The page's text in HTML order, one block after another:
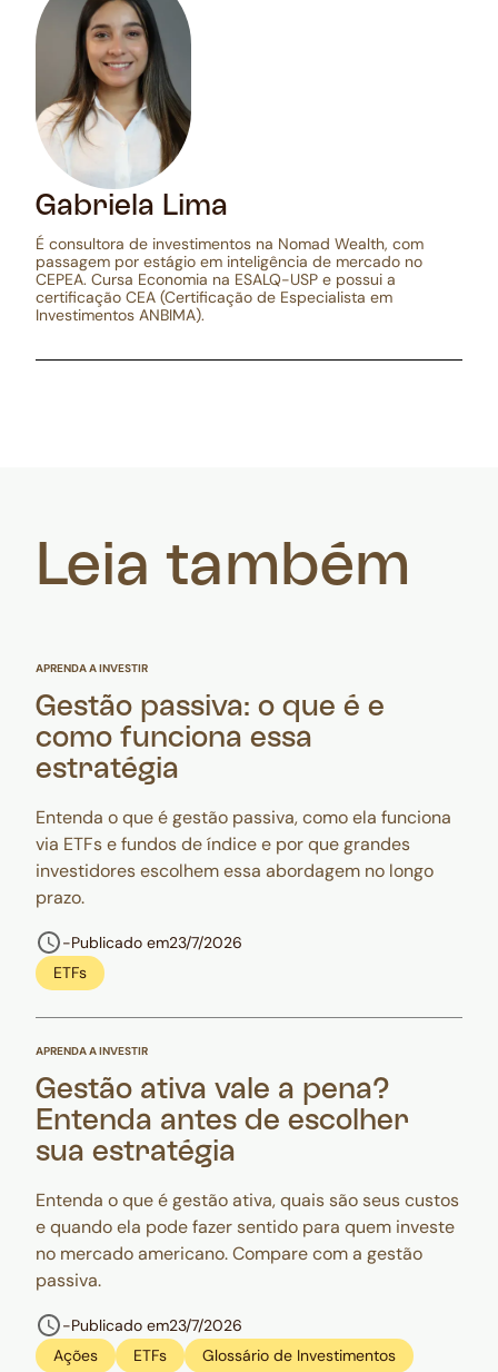
Gabriela Lima
É consultora de investimentos na Nomad Wealth, com
passagem por estágio em inteligência de mercado no
CEPEA. Cursa Economia na ESALQ-USP e possui a
certificação CEA (Certificação de Especialista em
Investimentos ANBIMA).
Leia também
APRENDA A INVESTIR
Gestão passiva: o que é e
como funciona essa
estratégia
Entenda o que é gestão passiva, como ela funciona
via ETFs e fundos de índice e por que grandes
investidores escolhem essa abordagem no longo
prazo.
-Publicado em23/7/2026
ETFs
APRENDA A INVESTIR
Gestão ativa vale a pena?
Entenda antes de escolher
sua estratégia
Entenda o que é gestão ativa, quais são seus custos
e quando ela pode fazer sentido para quem investe
no mercado americano. Compare com a gestão
passiva.
-Publicado em23/7/2026
Ações
ETFs Glossário de Investimentos